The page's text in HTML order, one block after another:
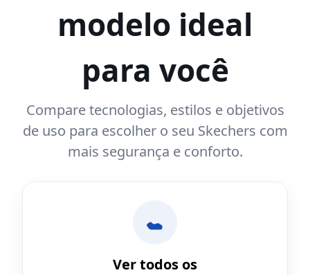
modelo ideal
para você
Compare tecnologias, estilos e objetivos
de uso para escolher o seu Skechers com
mais segurança e conforto.
Ver todos os